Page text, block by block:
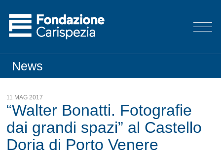
News
11 MAG 2017
“Walter Bonatti. Fotografie
dai grandi spazi” al Castello
Doria di Porto Venere